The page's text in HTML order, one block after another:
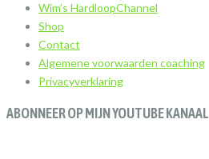
Wim’s HardloopChannel
Shop
Contact
Algemene voorwaarden coaching
Privacyverklaring
ABONNEER OP MIJN YOUTUBE KANAAL